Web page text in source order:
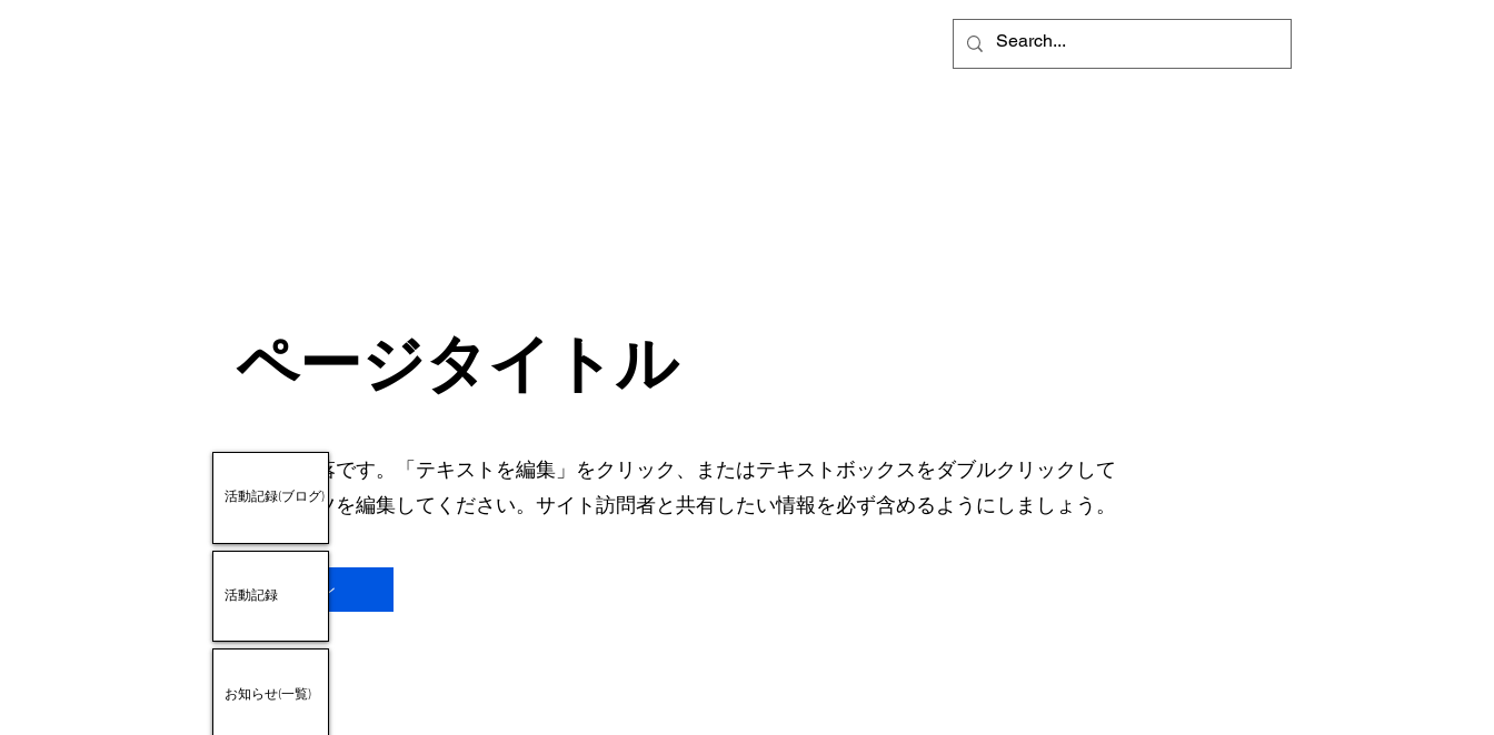
ページタイトル
これは段落です。「テキストを編集」をクリック、またはテキストボックスをダブルクリックして
コンテンツを編集してください。サイト訪問者と共有したい情報を必ず含めるようにしましょう。
ボタン
活動記録(ブログ)
活動記録
お知らせ(一覧)